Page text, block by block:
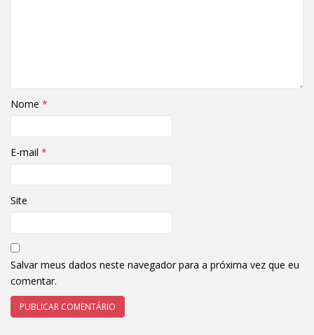
Nome *
E-mail *
Site
Salvar meus dados neste navegador para a próxima vez que eu
comentar.